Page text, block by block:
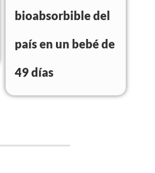
bioabsorbible del
país en un bebé de
49 días